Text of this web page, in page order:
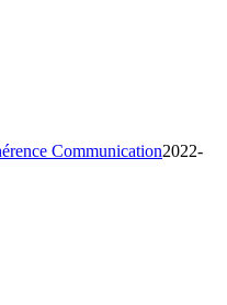
Communication2022-